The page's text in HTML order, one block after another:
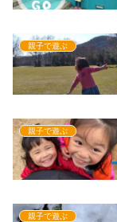
親子で遊ぶ
親子で遊ぶ
親子で遊ぶ